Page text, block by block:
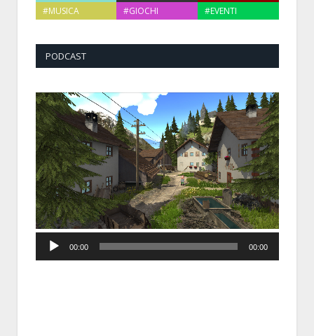
#MUSICA
#GIOCHI #EVENTI
PODCAST
Player
00:00 00:00